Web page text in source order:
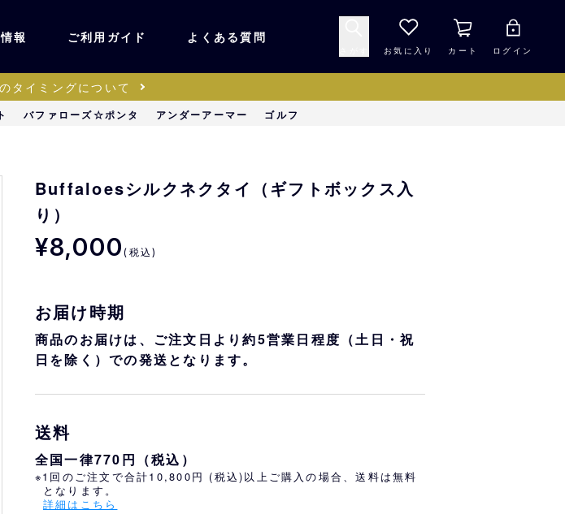
フォーム・ワッ
キャップ・ヘルメッ
ズ・ベビー バッグ
ローズ☆ポンタ
ーショナリー・
ホルダー
姫におすすめ オリっこにおすすめ
報 ご利用ガイド よくある質問
お気に入り カート ログイン
タイミングについて
バファローズ☆ポンタ アンダーアーマー ゴルフ
Buffaloesシルクネクタイ（ギフトボックス入
り）
¥8,000(税込)
お届け時期
商品のお届けは、ご注文日より約5営業日程度（土日・祝
日を除く）での発送となります。
送料
全国一律770円（税込）
※1回のご注文で合計10,800円 (税込)以上ご購入の場合、送料は無料
となります。
詳細はこちら